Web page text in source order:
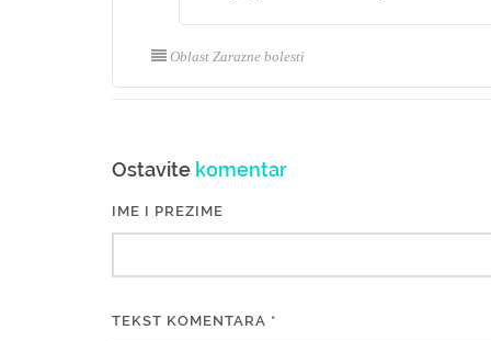
Oblast Zarazne bolesti
Ostavite komentar
IME I PREZIME
TEKST KOMENTARA *